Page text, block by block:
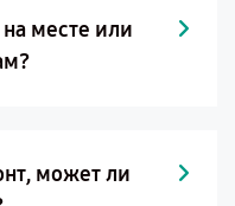
месте или
может ли